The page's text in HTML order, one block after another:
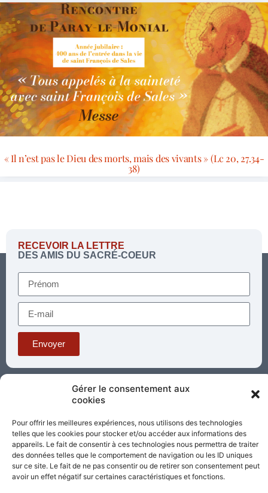
Gérer le consentement aux
cookies
Pour offrir les meilleures expériences, nous utilisons des technologies
telles que les cookies pour stocker et/ou accéder aux informations des
appareils. Le fait de consentir à ces technologies nous permettra de traiter
des données telles que le comportement de navigation ou les ID uniques
sur ce site. Le fait de ne pas consentir ou de retirer son consentement peut
avoir un effet négatif sur certaines caractéristiques et fonctions.
« Il n’est pas le Dieu des morts, mais des vivants » (Lc 20, 27.34-
38)
RECEVOIR LA LETTRE
DES AMIS DU SACRÉ-COEUR
Envoyer
Téléphone : 03 85 81 56 00
Paray TV
Agenda Nous contacter
Nos
partenaires
Mentions
légales